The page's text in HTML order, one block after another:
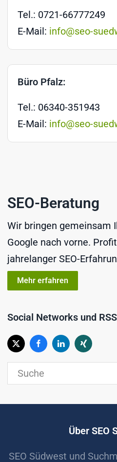
Tel.: 0721-66777249
E-Mail: info@seo-
Büro Pfalz:
Tel.: 06340-351943
E-Mail: info@seo-
SEO-Beratung
Wir bringen gemeinsam
Google nach vorne.
jahrelanger SEO-
Mehr erfahren
Social Networks und
Über SEO
SEO Südwest und